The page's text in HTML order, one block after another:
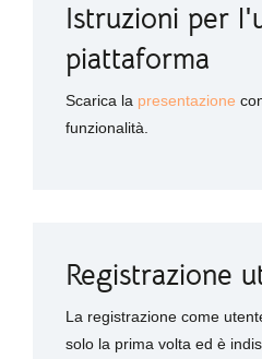
Istruzioni per
piattaforma
Scarica la presentazione
funzionalità.
Registrazione
La registrazione come
solo la prima volta ed è